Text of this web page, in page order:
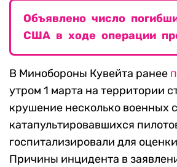
Объявлено число
США в ходе операции
В Минобороны Кувейта ранее
утром 1 марта на территории
крушение несколько военных
катапультировавшихся
госпитализировали для
Причины инцидента в